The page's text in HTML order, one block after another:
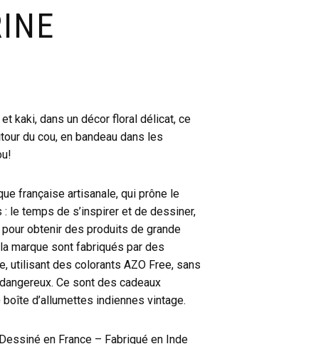
kaki, dans un décor floral délicat, ce
du cou, en bandeau dans les
française artisanale, qui prône le
le temps de s’inspirer et de dessiner,
obtenir des produits de grande
marque sont fabriqués par des
utilisant des colorants AZO Free, sans
Ce sont des cadeaux
d’allumettes indiennes vintage.
en France – Fabriqué en Inde